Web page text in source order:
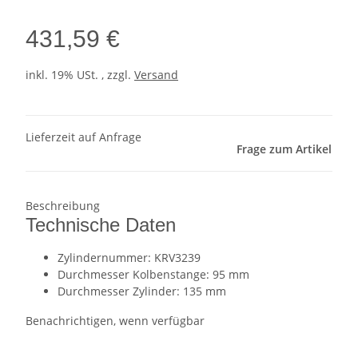
431,59 €
inkl. 19% USt. , zzgl. Versand
Lieferzeit auf Anfrage
Frage zum Artikel
Beschreibung
Technische Daten
Zylindernummer: KRV3239
Durchmesser Kolbenstange: 95 mm
Durchmesser Zylinder: 135 mm
Benachrichtigen, wenn verfügbar